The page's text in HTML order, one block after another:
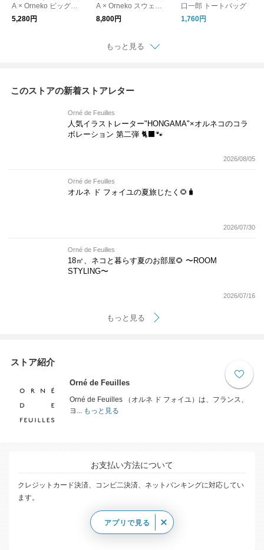
A × Orneko ビッグシ
ルエットTシャツ
5,280円
A × Orneko スウェッ
ト
8,800円
口一郎 トートバッグ
1,760円
もっと見る
このストアの新着ストアレター
Orné de Feuilles
人気イラストレーター"HONGAMA"×オルネコの​コラ
ボレーション 第二弾 🐈‍⬛🐾
2026/08/05
Orné de Feuilles
オルネ ド フォイユの夏旅じたく🌻🧳
2026/07/30
Orné de Feuilles
18㎡、ネコと暮らす夏のお部屋🌻 〜ROOM
STYLING〜
2026/07/16
もっと見る
ストア紹介
Orné de Feuilles
Orné de Feuilles （オルネ ド フォイユ）は、フランス、
ヨ...
もっと見る
お支払い方法について
クレジットカード決済、コンビ二決済、ネットバンキングに対応してい
ます。
アプリで見る